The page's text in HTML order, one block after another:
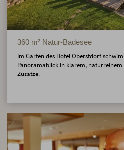
360 m² Natur-Badesee
Im Garten des Hotel Oberstdorf
Panoramablick in klarem, naturreinem
Zusätze.